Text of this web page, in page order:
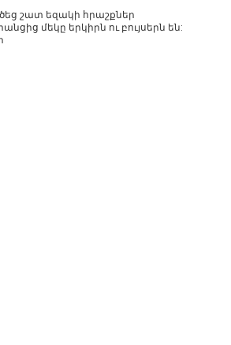
շատ եզակի հրաշքներ
մեկը երկիրն ու բույսերն են: